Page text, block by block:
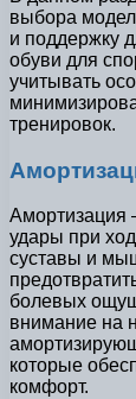
выбора
и поддержку
обуви для
учитывать
тренировок.
Амортизация
удары при
суставы и
болевых
внимание на
которые
комфорт.